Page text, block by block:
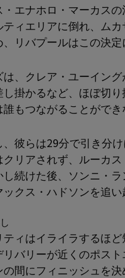
・エナホロ・マーカス
ティエリアに倒れ、ム
リバプールはこの決定
は、クレア・ユーイン
し掛かるなど、ほぼ切
誰もつながることができ
、彼らは29分で引き分
クリアされず、ルーカ
し続けた後、ソンニ・
ックス・ハドソンを追い
ティはイライラするほ
リバリーが近くのポス
の間にフィニッシュを決